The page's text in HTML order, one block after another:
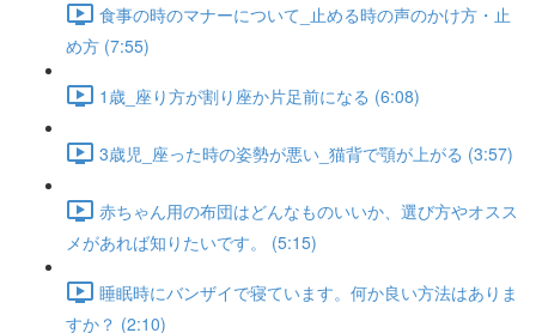
食事の時のマナーについて_止める時の声のかけ方・止
め方 (7:55)
1歳_座り方が割り座か片足前になる (6:08)
3歳児_座った時の姿勢が悪い_猫背で顎が上がる (3:57)
赤ちゃん用の布団はどんなものいいか、選び方やオスス
メがあれば知りたいです。 (5:15)
睡眠時にバンザイで寝ています。何か良い方法はありま
すか？ (2:10)